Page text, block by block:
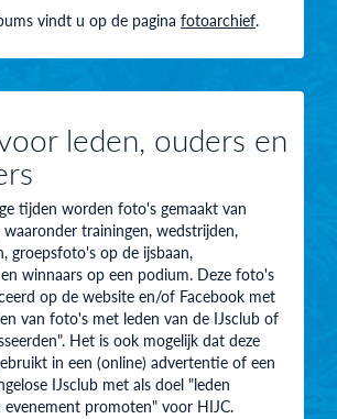
vindt u op de pagina fotoarchief.
leden, ouders en
tijden worden foto's gemaakt van
trainingen, wedstrijden,
groepsfoto's op de ijsbaan,
winnaars op een podium. Deze foto's
op de website en/of Facebook met
van foto's met leden van de IJsclub of
Het is ook mogelijk dat deze
in een (online) advertentie of een
IJsclub met als doel "leden
promoten" voor HIJC.